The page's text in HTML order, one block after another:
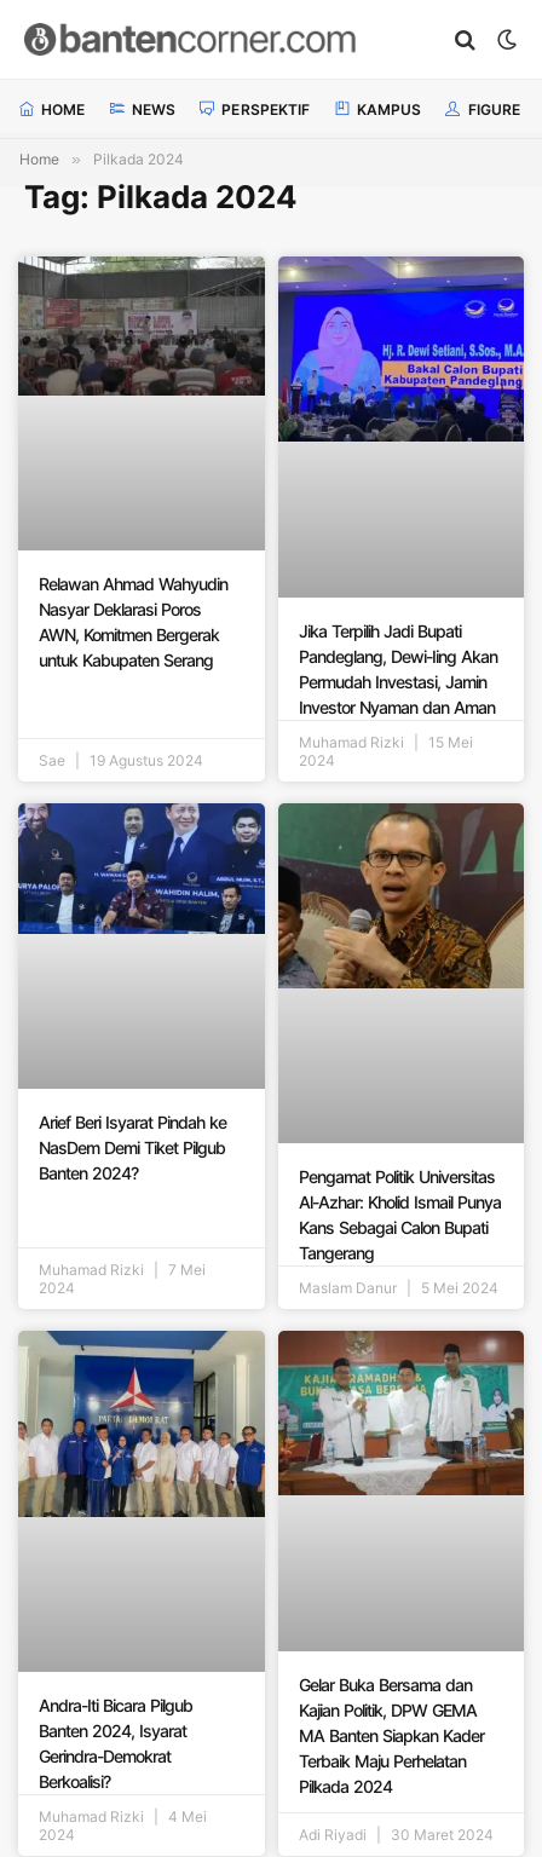
HOME NEWS PERSPEKTIF KAMPUS FIGURE
Home » Pilkada 2024
Tag: Pilkada 2024
Relawan Ahmad Wahyudin
Nasyar Deklarasi Poros
AWN, Komitmen Bergerak
untuk Kabupaten Serang
Sae 19 Agustus 2024
Jika Terpilih Jadi Bupati
Pandeglang, Dewi-Iing Akan
Permudah Investasi, Jamin
Investor Nyaman dan Aman
Muhamad Rizki
15 Mei
2024
Arief Beri Isyarat Pindah ke
NasDem Demi Tiket Pilgub
Banten 2024?
Muhamad Rizki
7 Mei
2024
Pengamat Politik Universitas
Al-Azhar: Kholid Ismail Punya
Kans Sebagai Calon Bupati
Tangerang
Maslam Danur 5 Mei 2024
Andra-Iti Bicara Pilgub
Banten 2024, Isyarat
Gerindra-Demokrat
Berkoalisi?
Muhamad Rizki
4 Mei
2024
Gelar Buka Bersama dan
Kajian Politik, DPW GEMA
MA Banten Siapkan Kader
Terbaik Maju Perhelatan
Pilkada 2024
Adi Riyadi 30 Maret 2024